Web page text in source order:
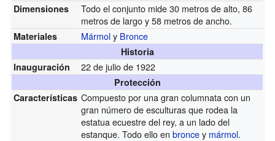
Dimensiones
Todo el conjunto mide 30 metros de alto, 86
metros de largo y 58 metros de ancho.
Materiales Mármoly Bronce
Historia
Inauguración
22 de julio de 1922
Protección
Características Compuesto por una gran columnata con un
gran número de esculturas que rodea la
estatua ecuestre del rey, a un lado del
estanque. Todo ello enbroncey mármol.